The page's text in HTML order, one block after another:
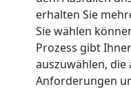
erhalten Sie
Sie wählen
Prozess gibt
auszuwählen, die
Anforderungen
Leonding
Umzug